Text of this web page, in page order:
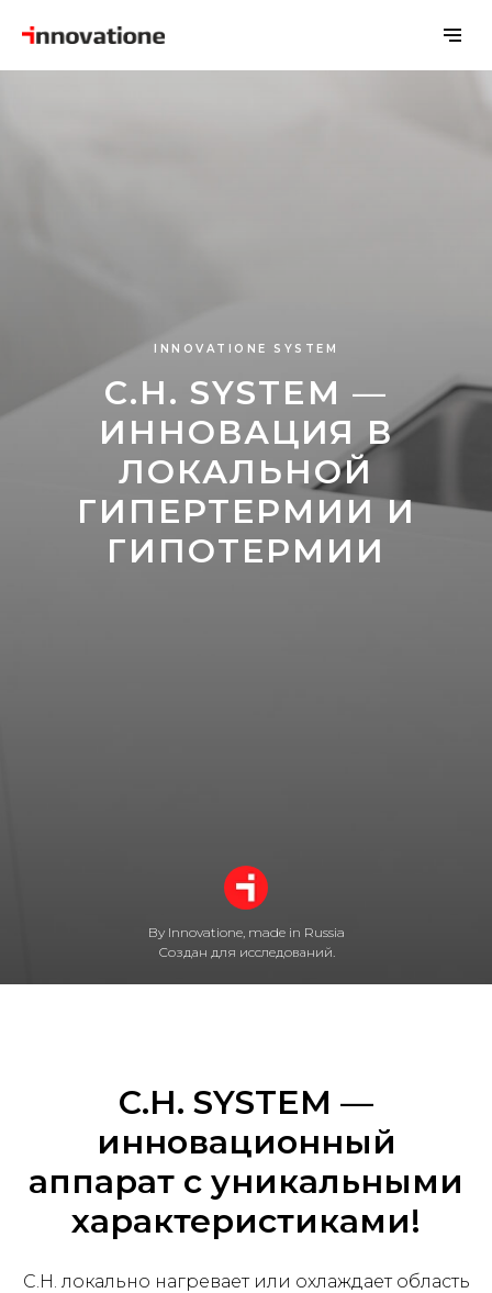
INNOVATIONE SYSTEM
C.H. SYSTEM —
ИННОВАЦИЯ В
ЛОКАЛЬНОЙ
ГИПЕРТЕРМИИ И
ГИПОТЕРМИИ
By Innovatione, made in Russia
Создан для исследований.
C.H. SYSTEM —
инновационный
аппарат с уникальными
характеристиками!
C.H. локально нагревает или охлаждает область